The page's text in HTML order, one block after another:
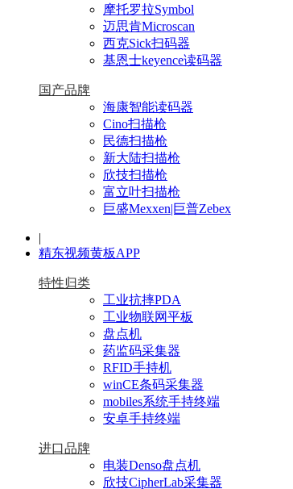
摩托罗拉Symbol
迈思肯Microscan
西克Sick扫码器
基恩士keyence读码器
国产品牌
海康智能读码器
Cino扫描枪
民德扫描枪
新大陆扫描枪
欣技扫描枪
富立叶扫描枪
巨盛Mexxen|巨普Zebex
|
精东视频黄板APP
特性归类
工业抗摔PDA
工业物联网平板
盘点机
药监码采集器
RFID手持机
winCE条码采集器
mobiles系统手持终端
安卓手持终端
进口品牌
电装Denso盘点机
欣技CipherLab采集器